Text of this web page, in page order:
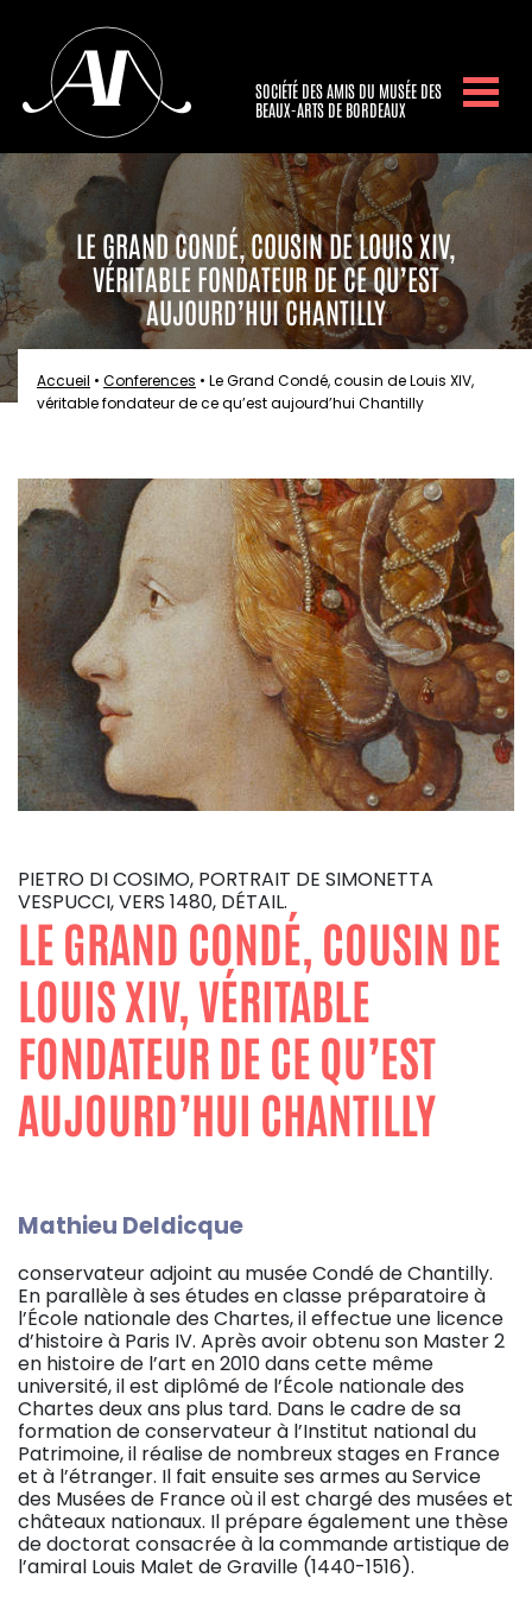
SOCIÉTÉ DES AMIS DU MUSÉE DES
BEAUX-ARTS DE BORDEAUX
LE GRAND CONDÉ, COUSIN DE LOUIS XIV,
VÉRITABLE FONDATEUR DE CE QU’EST
AUJOURD’HUI CHANTILLY
Accueil • Conferences • Le Grand Condé, cousin de Louis XIV,
véritable fondateur de ce qu’est aujourd’hui Chantilly
PIETRO DI COSIMO, PORTRAIT DE SIMONETTA
VESPUCCI, VERS 1480, DÉTAIL.
LE GRAND CONDÉ, COUSIN DE
LOUIS XIV, VÉRITABLE
FONDATEUR DE CE QU’EST
AUJOURD’HUI CHANTILLY
Mathieu Deldicque
conservateur adjoint au musée Condé de Chantilly.
En parallèle à ses études en classe préparatoire à
l’École nationale des Chartes, il effectue une licence
d’histoire à Paris IV. Après avoir obtenu son Master 2
en histoire de l’art en 2010 dans cette même
université, il est diplômé de l’École nationale des
Chartes deux ans plus tard. Dans le cadre de sa
formation de conservateur à l’Institut national du
Patrimoine, il réalise de nombreux stages en France
et à l’étranger. Il fait ensuite ses armes au Service
des Musées de France où il est chargé des musées et
châteaux nationaux. Il prépare également une thèse
de doctorat consacrée à la commande artistique de
l’amiral Louis Malet de Graville (1440-1516).